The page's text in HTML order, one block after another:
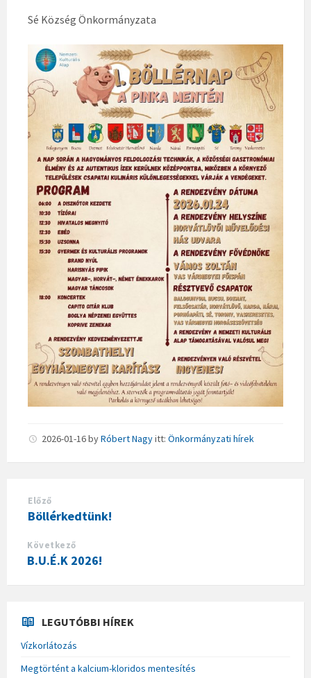
Sé Község Önkormányzata
2026-01-16byRóbert Nagyitt: Önkormányzati hírek
Előző
Böllérkedtünk!
Következő
B.U.É.K 2026!
LEGUTÓBBI HÍREK
Vízkorlátozás
Megtörtént a kalcium-kloridos mentesítés